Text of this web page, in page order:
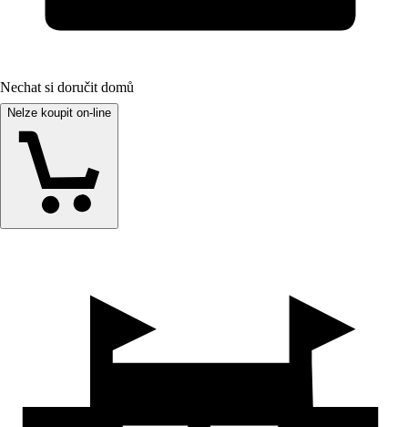
Nechat si doručit domů
Nelze koupit on-line